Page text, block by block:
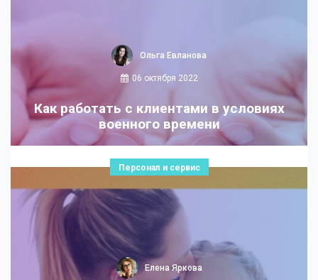
Ольга Евланова
06 октября 2022
Как работать с клиентами в условиях
военного времени
Персонал и сервис
Елена Яркова